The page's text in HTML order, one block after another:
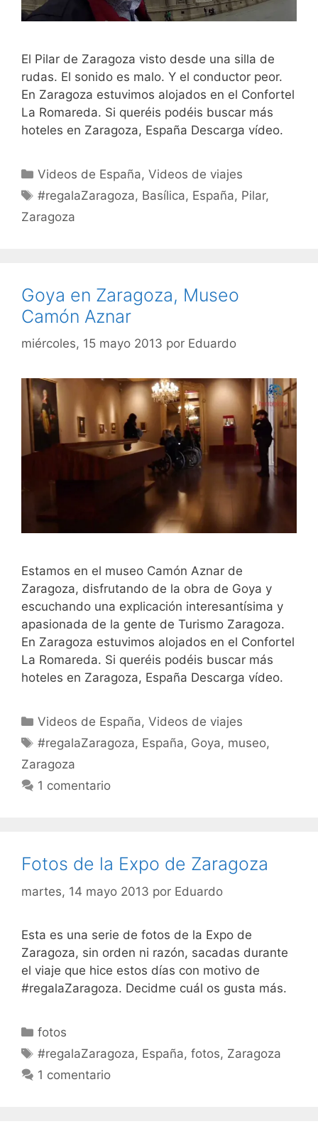
El Pilar de Zaragoza visto desde una silla de
rudas. El sonido es malo. Y el conductor peor.
En Zaragoza estuvimos alojados en el Confortel
La Romareda. Si queréis podéis buscar más
hoteles en Zaragoza, España Descarga vídeo.
Categorías
Videos de España,Videos de viajes
Etiquetas
#regalaZaragoza, Basílica, España, Pilar,
Zaragoza
Goya en Zaragoza, Museo
Camón Aznar
miércoles, 15 mayo 2013 por Eduardo
Estamos en el museo Camón Aznar de
Zaragoza, disfrutando de la obra de Goya y
escuchando una explicación interesantísima y
apasionada de la gente de Turismo Zaragoza.
En Zaragoza estuvimos alojados en el Confortel
La Romareda. Si queréis podéis buscar más
hoteles en Zaragoza, España Descarga vídeo.
Categorías
Videos de España,Videos de viajes
Etiquetas
#regalaZaragoza, España, Goya, museo,
Zaragoza
1 comentario
Fotos de la Expo de Zaragoza
martes, 14 mayo 2013 por Eduardo
Esta es una serie de fotos de la Expo de
Zaragoza, sin orden ni razón, sacadas durante
el viaje que hice estos días con motivo de
#regalaZaragoza. Decidme cuál os gusta más.
Categorías
fotos
Etiquetas
#regalaZaragoza, España,fotos, Zaragoza
1 comentario